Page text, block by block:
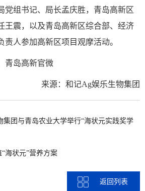
党组书记、局长孟庆胜，青岛高新区
王震，以及青岛高新区综合部、经济
责人参加高新区项目观摩活动。
青岛高新官微
来源：和记Ag娱乐生物集团
集团与青岛农业大学举行“海状元实践奖学
海状元”营养方案
返回列表